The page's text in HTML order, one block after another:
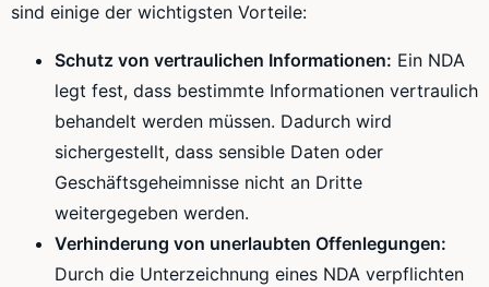
sind einige der wichtigsten Vorteile:
Schutz von vertraulichen Informationen: Ein NDA
legt fest, dass bestimmte Informationen vertraulich
behandelt werden müssen. Dadurch wird
sichergestellt, dass sensible Daten oder
Geschäftsgeheimnisse nicht an Dritte
weitergegeben werden.
Verhinderung von unerlaubten Offenlegungen:
Durch die Unterzeichnung eines NDA verpflichten